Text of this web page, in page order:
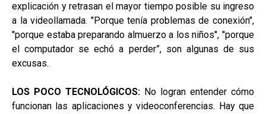
explicación y retrasan el mayor tiempo posible su ingreso
a la videollamada. "Porque tenía problemas de conexión",
"porque estaba preparando almuerzo a los niños", "porque
el computador se echó a perder”, son algunas de sus
excusas.
LOS POCO TECNOLÓGICOS: No logran entender cómo
funcionan las aplicaciones y videoconferencias. Hay que